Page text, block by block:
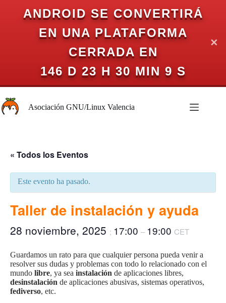
ANDROID SE CONVERTIRÁ
EN UNA PLATAFORMA
CERRADA EN
146 D 23 H 30 MIN 9 S
✕
al
contenidoAsociación GNU/Linux Valencia
« Todos los Eventos
Este evento ha pasado.
Taller de instalación y ayuda
28 noviembre, 2025 ; 17:00 – 19:00 CET
Guardamos un rato para que cualquier persona pueda venir a
resolver sus dudas y problemas con todo lo relacionado con el
mundo libre, ya sea instalación de aplicaciones libres,
desinstalación de aplicaciones abusivas, sistemas operativos,
fediverso, etc.